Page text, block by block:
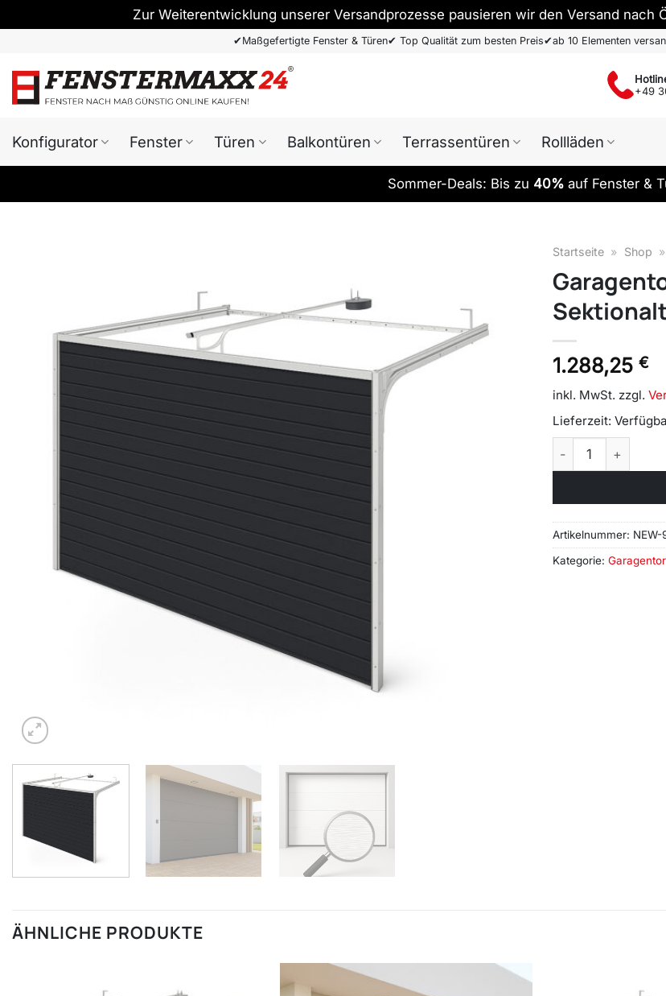
Zur Weiterentwicklung unserer Versandprozesse pausieren wir den Versand nach
springen
✔Maßgefertigte Fenster & Türen✔ Top Qualität zum besten Preis✔ab 10 Elementen
+49
Konfigurator Fenster Türen Balkontüren Terrassentüren Rollläden
Sommer-Deals: Bis zu 40% auf Fenster &
Startseite » Shop »
1.288,25 €
inkl. MwSt. zzgl.
Lieferzeit:
Garagentor
Artikelnummer: NEW-
Kategorie:
ÄHNLICHE PRODUKTE